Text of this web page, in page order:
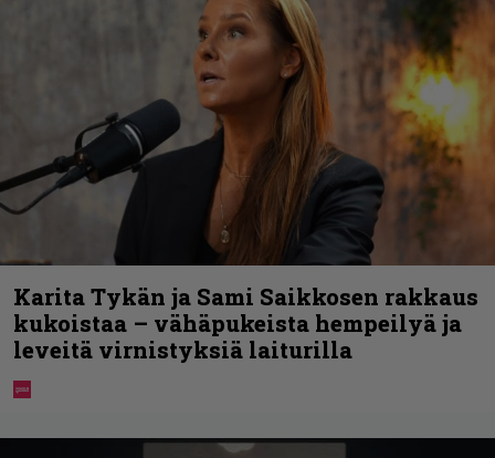
Karita Tykän ja Sami Saikkosen rakkaus
kukoistaa – vähäpukeista hempeilyä ja
leveitä virnistyksiä laiturilla